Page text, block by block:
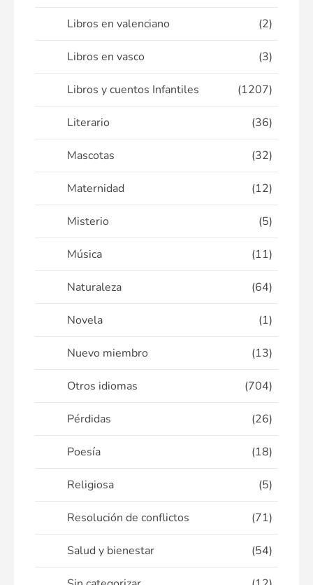
Libros en valenciano (2)
Libros en vasco (3)
Libros y cuentos Infantiles (1207)
Literario (36)
Mascotas (32)
Maternidad (12)
Misterio (5)
Música (11)
Naturaleza (64)
Novela (1)
Nuevo miembro (13)
Otros idiomas (704)
Pérdidas (26)
Poesía (18)
Religiosa (5)
Resolución de conflictos (71)
Salud y bienestar (54)